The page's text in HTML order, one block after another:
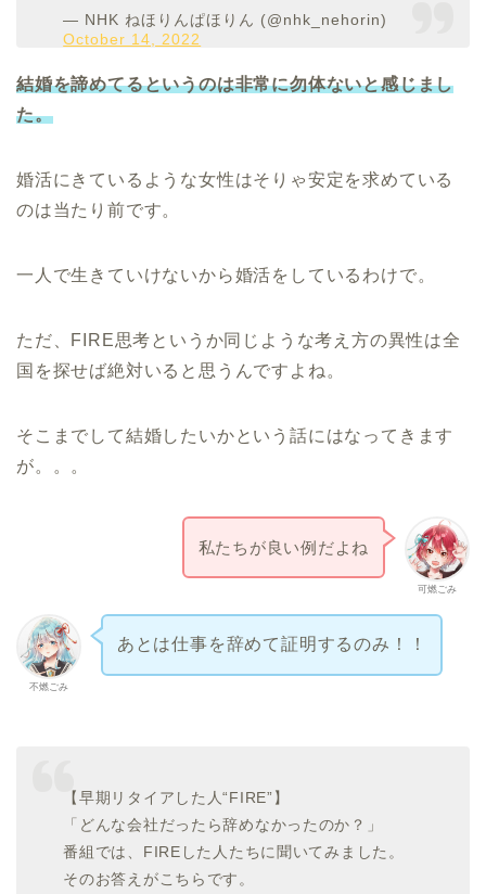
— NHK ねほりんぱほりん (@nhk_nehorin)
October 14, 2022
結婚を諦めてるというのは非常に勿体ないと感じまし
た。
婚活にきているような女性はそりゃ安定を求めている
のは当たり前です。
一人で生きていけないから婚活をしているわけで。
ただ、FIRE思考というか同じような考え方の異性は全
国を探せば絶対いると思うんですよね。
そこまでして結婚したいかという話にはなってきます
が。。。
可燃ごみ
私たちが良い例だよね
不燃ごみ
あとは仕事を辞めて証明するのみ！！
【早期リタイアした人“FIRE”】
「どんな会社だったら辞めなかったのか？」
番組では、FIREした人たちに聞いてみました。
そのお答えがこちらです。